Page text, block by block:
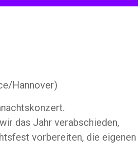
Hannover)
das Jahr verabschieden,
vorbereiten, die eigenen